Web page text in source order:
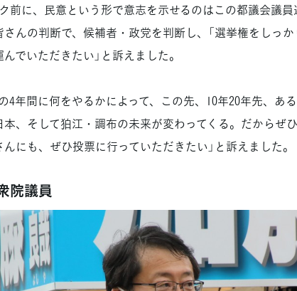
前に、民意という形で意志を示せるのはこの都議会議員
さんの判断で、候補者・政党を判断し、「選挙権をしっ
でいただきたい」と訴えました。
4年間に何をやるかによって、この先、10年20年先、あ
、そして狛江・調布の未来が変わってくる。だからぜひ
にも、ぜひ投票に行っていただきたい」と訴えました。
院議員